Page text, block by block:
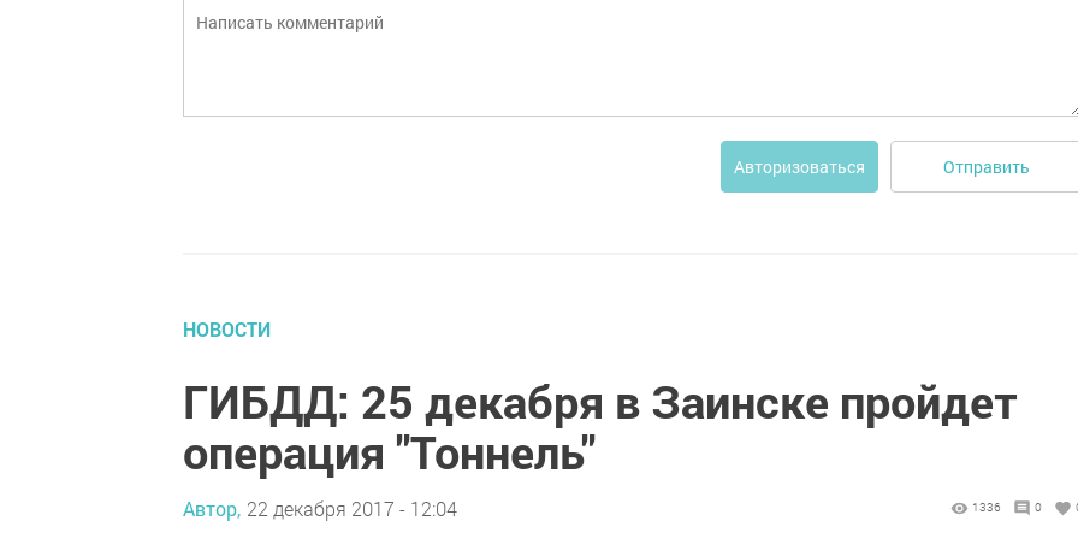
Авторизоваться Отправить
НОВОСТИ
ГИБДД: 25 декабря в Заинске пройдет
операция "Тоннель"
Автор, 22 декабря 2017 - 12:04 1336 0